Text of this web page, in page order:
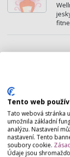
Tento web
Tato webová stránka
umožnila základní
analýzu. Nastavení
nastavení. Tento
soubory cookie.
Údaje jsou